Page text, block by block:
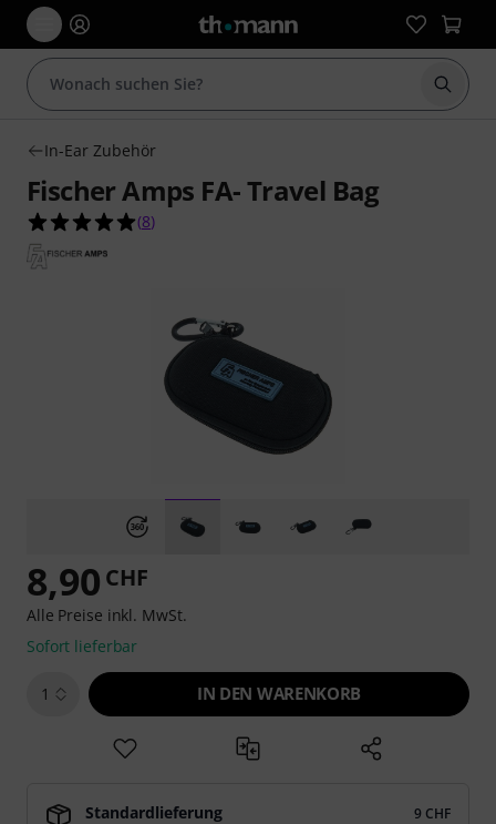
Suche
In-Ear Zubehör
Fischer Amps FA- Travel Bag
5.0 von 5 Sternen aus 8 Kundenbewertungen
(8)
8,90 CHF
Alle Preise inkl. MwSt.
Sofort lieferbar
1 IN DEN WARENKORB
Standardlieferung
9 CHF